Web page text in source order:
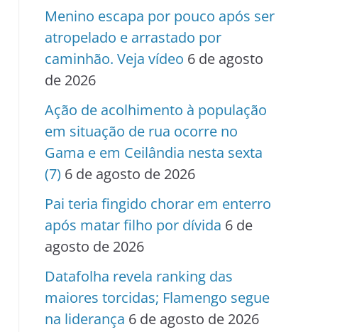
Menino escapa por pouco após ser
atropelado e arrastado por
caminhão. Veja vídeo 6 de agosto
de 2026
Ação de acolhimento à população
em situação de rua ocorre no
Gama e em Ceilândia nesta sexta
(7) 6 de agosto de 2026
Pai teria fingido chorar em enterro
após matar filho por dívida 6 de
agosto de 2026
Datafolha revela ranking das
maiores torcidas; Flamengo segue
na liderança 6 de agosto de 2026